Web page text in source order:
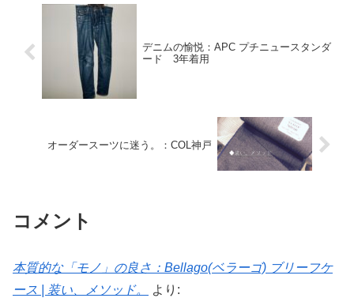
デニムの愉悦：APC プチニュースタンダ
ード 3年着用
オーダースーツに迷う。：COL神戸
コメント
本質的な「モノ」の良さ：Bellago(ベラーゴ) ブリーフケ
ース | 装い、メソッド。
より: